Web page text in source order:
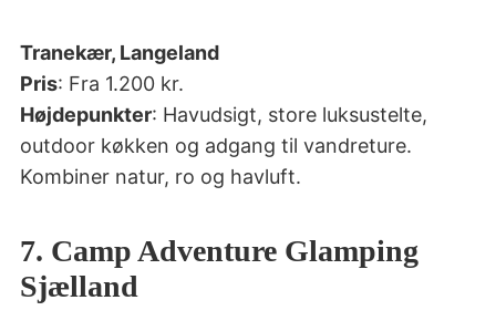
Tranekær, Langeland
Pris: Fra 1.200 kr.
Højdepunkter: Havudsigt, store luksustelte,
outdoor køkken og adgang til vandreture.
Kombiner natur, ro og havluft.
7. Camp Adventure Glamping
Sjælland